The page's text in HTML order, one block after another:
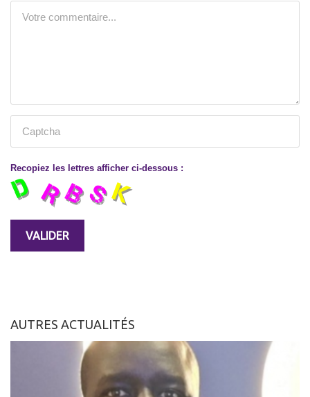
Recopiez les lettres afficher ci-dessous :
AUTRES ACTUALITÉS